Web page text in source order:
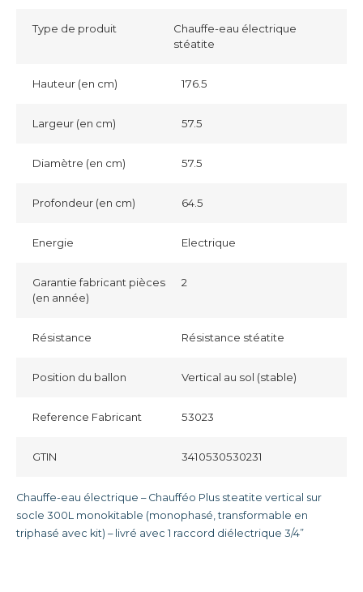
Type de produit
Chauffe-eau électrique
stéatite
Hauteur (en cm) 176.5
Largeur (en cm) 57.5
Diamètre (en cm) 57.5
Profondeur (en cm) 64.5
Energie Electrique
Garantie fabricant pièces
(en année)
2
Résistance Résistance stéatite
Position du ballon Vertical au sol (stable)
Reference Fabricant 53023
GTIN 3410530530231
Chauffe-eau électrique – Chaufféo Plus steatite vertical sur
socle 300L monokitable (monophasé, transformable en
triphasé avec kit) – livré avec 1 raccord diélectrique 3/4”